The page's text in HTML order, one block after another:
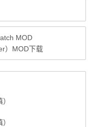
MOD
）MOD下载